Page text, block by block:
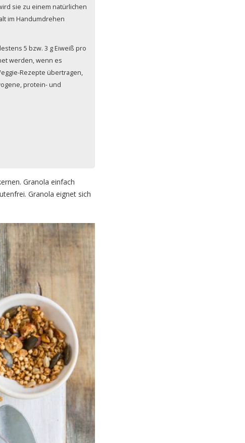
sie zu einem natürlichen
im Handumdrehen
5 bzw. 3 g Eiweiß pro
werden, wenn es
Rezepte übertragen,
protein- und
Granola einfach
Granola eignet sich